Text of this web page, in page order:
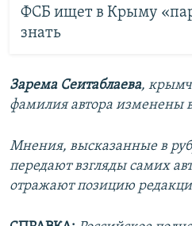
ФСБ ищет в Крыму
знать
Зарема Сеитаблаева,
фамилия автора изменены
Мнения, высказанные в
передают взгляды самих
отражают позицию